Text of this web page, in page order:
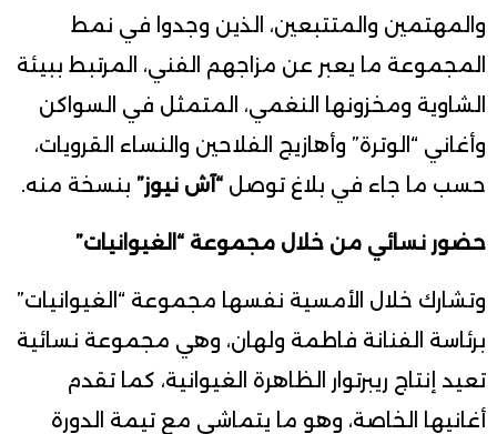
والمهتمين والمتتبعين، الذين وجدوا في نمط
المجموعة ما يعبر عن مزاجهم الفني، المرتبط ببيئة
الشاوية ومخزونها النغمي، المتمثل في السواكن
وأغاني “الوترة” وأهازيج الفلاحين والنساء القرويات،
حسب ما جاء في بلاغ توصل “آش نيوز” بنسخة منه.
حضور نسائي من خلال مجموعة “الغيوانيات”
وتشارك خلال الأمسية نفسها مجموعة “الغيوانيات”
برئاسة الفنانة فاطمة ولهان، وهي مجموعة نسائية
تعيد إنتاج ريبرتوار الظاهرة الغيوانية، كما تقدم
أغانيها الخاصة، وهو ما يتماشى مع تيمة الدورة